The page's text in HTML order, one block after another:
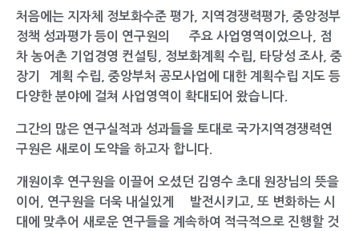
처음에는 지자체 정보화수준 평가, 지역경쟁력평가, 중앙정부
정책 성과평가 등이 연구원의 주요 사업영역이었으나, 점
차 농어촌 기업경영 컨설팅, 정보화계획 수립, 타당성 조사, 중
장기 계획 수립, 중앙부처 공모사업에 대한 계획수립 지도 등
다양한 분야에 걸쳐 사업영역이 확대되어 왔습니다.
그간의 많은 연구실적과 성과들을 토대로 국가지역경쟁력연
구원은 새로이 도약을 하고자 합니다.
개원이후 연구원을 이끌어 오셨던 김영수 초대 원장님의 뜻을
이어, 연구원을 더욱 내실있게 발전시키고, 또 변화하는 시
대에 맞추어 새로운 연구들을 계속하여 적극적으로 진행할 것